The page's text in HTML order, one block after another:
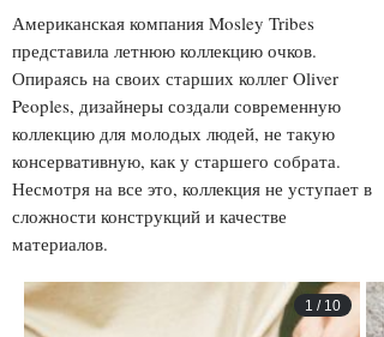
Американская компания Mosley Tribes
представила летнюю коллекцию очков.
Опираясь на своих старших коллег Oliver
Peoples, дизайнеры создали современную
коллекцию для молодых людей, не такую
консервативную, как у старшего собрата.
Несмотря на все это, коллекция не уступает в
сложности конструкций и качестве
материалов.
1 / 10